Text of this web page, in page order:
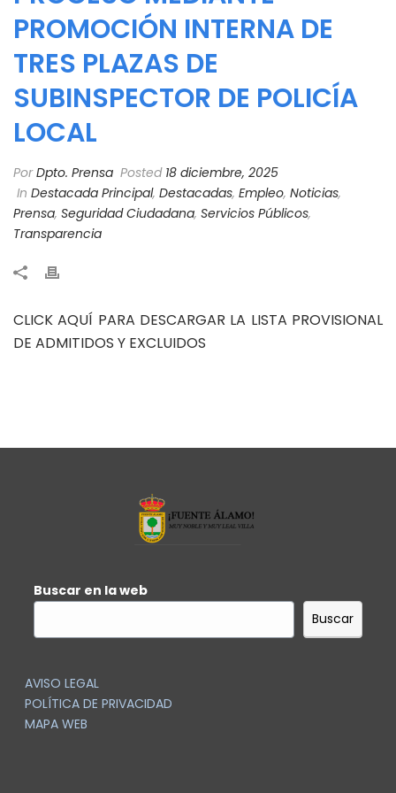
PROMOCIÓN INTERNA DE
TRES PLAZAS DE
SUBINSPECTOR DE POLICÍA
LOCAL
PorDpto. Prensa Posted 18 diciembre, 2025
In Destacada Principal, Destacadas, Empleo, Noticias,
Prensa, Seguridad Ciudadana, Servicios Públicos,
Transparencia
CLICK AQUÍ PARA DESCARGAR LA LISTA PROVISIONAL
DE ADMITIDOS Y EXCLUIDOS
Buscar en la web
Buscar
AVISO LEGAL
POLÍTICA DE PRIVACIDAD
MAPA WEB